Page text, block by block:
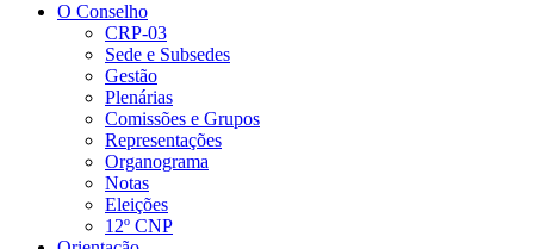
O Conselho
CRP-03
Sede e Subsedes
Gestão
Plenárias
Comissões e Grupos
Representações
Organograma
Notas
Eleições
12º CNP